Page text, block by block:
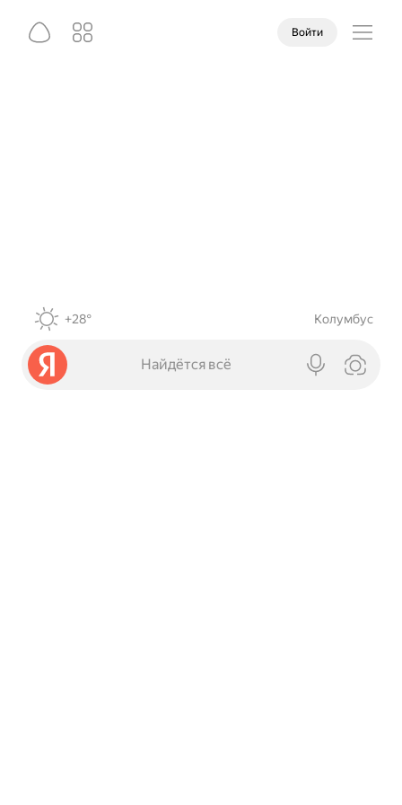
Войти
+28° Колумбус
Найдётся всё